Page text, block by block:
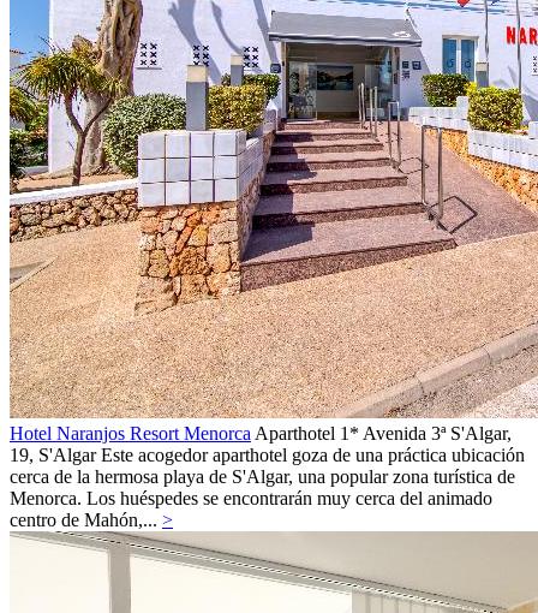
Hotel Naranjos Resort Menorca Aparthotel 1* Avenida 3ª S'Algar,
19, S'AlgarEste acogedor aparthotel goza de una práctica ubicación
cerca de la hermosa playa de S'Algar, una popular zona turística de
Menorca. Los huéspedes se encontrarán muy cerca del animado
centro de Mahón,... >